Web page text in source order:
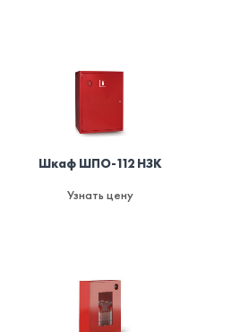
Шкаф ШПО-112 НЗК
Узнать цену